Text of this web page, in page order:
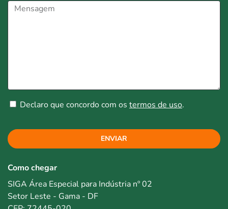
Declaro que concordo com os termos de uso.
ENVIAR
Como chegar
SIGA Área Especial para Indústria nº 02
Setor Leste - Gama - DF